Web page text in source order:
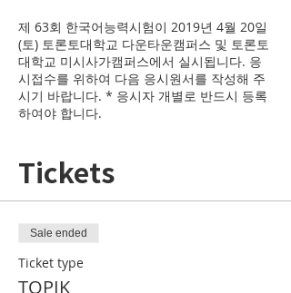
제 63회 한국어능력시험이 2019년 4월 20일
(토) 토론토대학교 다운타운캠퍼스 및 토론토
대학교 미시사가캠퍼스에서 실시됩니다. 응
시접수를 위하여 다음 응시원서를 작성해 주
시기 바랍니다. * 응시자 개별로 반드시 등록
하여야 합니다.
Tickets
Sale ended
Ticket type
TOPIK